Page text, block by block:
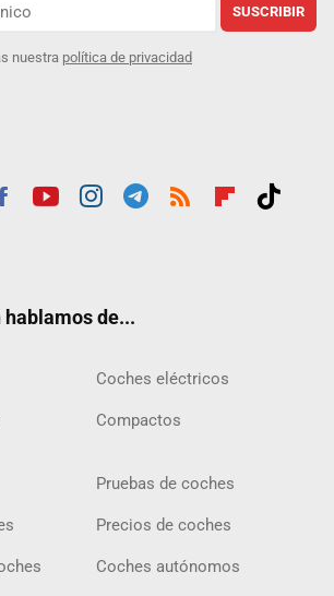
SUSCRIBIR
nuestra política de privacidad
de...
Coches eléctricos
Compactos
Pruebas de coches
Precios de coches
Coches autónomos